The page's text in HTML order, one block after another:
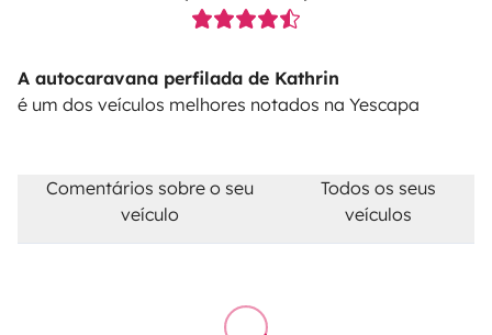
A autocaravana perfilada de Kathrin
é um dos veículos melhores notados na Yescapa
Comentários sobre o seu
veículo
Todos os seus
veículos